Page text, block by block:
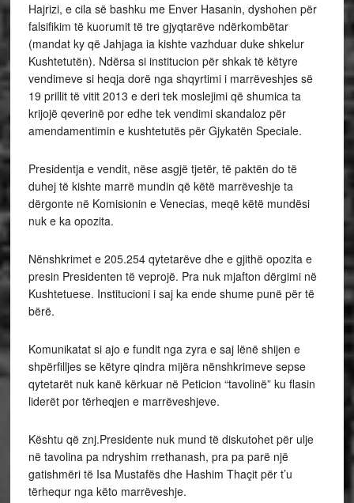
Hajrizi, e cila së bashku me Enver Hasanin, dyshohen për
falsifikim të kuorumit të tre gjyqtarëve ndërkombëtar
(mandat ky që Jahjaga ia kishte vazhduar duke shkelur
Kushtetutën). Ndërsa si institucion për shkak të këtyre
vendimeve si heqja dorë nga shqyrtimi i marrëveshjes së
19 prillit të vitit 2013 e deri tek moslejimi që shumica ta
krijojë qeverinë por edhe tek vendimi skandaloz për
amendamentimin e kushtetutës për Gjykatën Speciale.
Presidentja e vendit, nëse asgjë tjetër, të paktën do të
duhej të kishte marrë mundin që këtë marrëveshje ta
dërgonte në Komisionin e Venecias, meqë këtë mundësi
nuk e ka opozita.
Nënshkrimet e 205.254 qytetarëve dhe e gjithë opozita e
presin Presidenten të veprojë. Pra nuk mjafton dërgimi në
Kushtetuese. Institucioni i saj ka ende shume punë për të
bërë.
Komunikatat si ajo e fundit nga zyra e saj lënë shijen e
shpërfilljes se këtyre qindra mijëra nënshkrimeve sepse
qytetarët nuk kanë kërkuar në Peticion “tavolinë” ku flasin
liderët por tërheqjen e marrëveshjeve.
Kështu që znj.Presidente nuk mund të diskutohet për ulje
në tavolina pa ndryshim rrethanash, pra pa parë një
gatishmëri të Isa Mustafës dhe Hashim Thaçit për t’u
tërhequr nga këto marrëveshje.